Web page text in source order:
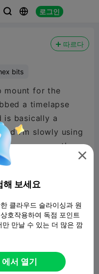
  로그인
따르다
bits
mount for the
a timelapse
is basically a
I’m slowly using
garage over the
new designs
with suggestions.
480P LD

해 보세요
클라우드 슬라이싱과 원
호작용하여 독점 포인트
만날 수 있는 더 많은 깜
서 열기